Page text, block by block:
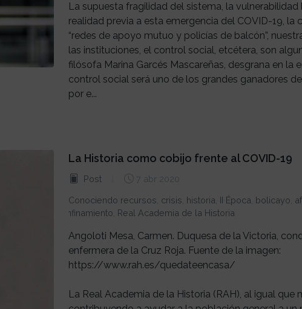
La supuesta fragilidad del sistema, la
realidad previa a esta emergencia del COVID-19, la
“redes de apoyo mutuo y policías de balcón”,
las instituciones, el control social, etcétera, son
filósofa Marina Garcés Mascareñas, desgrana en la
control social será uno de los grandes ganadores
por e...
La Historia como cobijo frente al COVID-19
Post 7 abr 2020
Conociendo recursos crisis historia II Época bolicayo
confinamiento Real Academia de la Historia
Angoloti Mesa, Carmen. Duquesa de la Victoria,
enfermera de la Cruz Roja. Fuente de la imagen:
https://www.rah.es/quedateencasa/
La Real Academia de la Historia (RAH), al igual que